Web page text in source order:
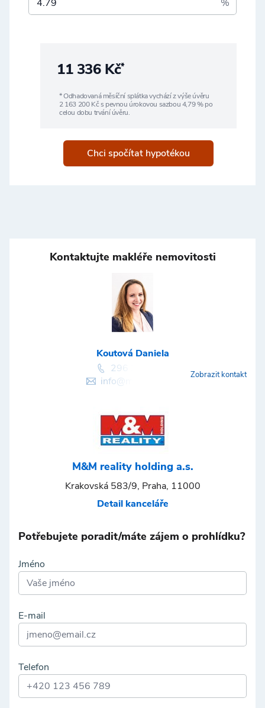
%
11 336 Kč*
* Odhadovaná měsíční splátka vychází z výše úvěru
2 163 200Kč s pevnou úrokovou sazbou4,79% po
celou dobu trvání úvěru.
Chci spočítat hypotékou
Kontaktujte makléře nemovitosti
Koutová Daniela
296 399 006
info@mmreality.cz
Zobrazit kontakt
M&M reality holding a.s.
Krakovská 583/9, Praha, 11000
Detail kanceláře
Potřebujete poradit/máte zájem o prohlídku?
Jméno
E-mail
Telefon